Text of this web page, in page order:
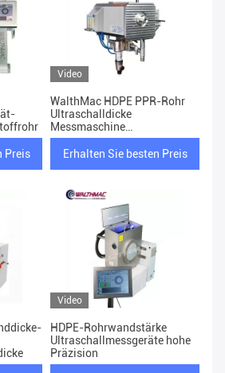
Preis
Video
WalthMac HDPE PPR-Rohr
Ultraschalldicke
Messmaschine
Rohrwanddicke
Erhalten Sie besten Preis
Video
HDPE-Rohrwandstärke
Ultraschallmessgeräte hohe
Präzision